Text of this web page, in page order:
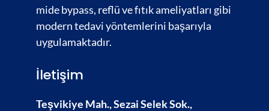
mide bypass, reflü ve fıtık ameliyatları gibi
modern tedavi yöntemlerini başarıyla
uygulamaktadır.
İletişim
Teşvikiye Mah., Sezai Selek Sok.,